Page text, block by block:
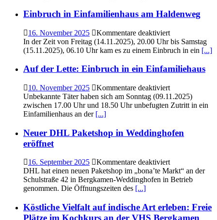
Kartal
in
Fritz-
Husemann-
Str.
20
Einbruch in Einfamilienhaus am Haldenweg
16. November 2025 Kommentare deaktiviertfür
Einbruch
in
am
In der Zeit von Freitag (14.11.2025), 20.00 Uhr bis Samstag
(15.11.2025), 06.10 Uhr kam es zu einem Einbruch in ein [...]
Auf der Lette: Einbruch in ein Einfamiliehaus
10. November 2025 Kommentare deaktiviertfür
Auf
der
in
ein
Unbekannte Täter haben sich am Sonntag (09.11.2025)
zwischen 17.00 Uhr und 18.50 Uhr unbefugten Zutritt in ein
Einfamilienhaus an der [...]
Neuer DHL Paketshop in Weddinghofen
eröffnet
16. September 2025 Kommentare deaktiviertfür
Neuer
DHL
Weddinghofen
eröffnet
DHL hat einen neuen Paketshop im „bona’te Markt“ an der
Schulstraße 42 in Bergkamen-Weddinghofen in Betrieb
genommen. Die Öffnungszeiten des [...]
Köstliche Vielfalt auf indische Art erleben: Freie
Plätze im Kochkurs an der VHS Bergkamen